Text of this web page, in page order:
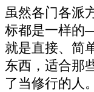
虽然各门各派
标都是一样的
就是直接、简
东西，适合那
了当修行的人